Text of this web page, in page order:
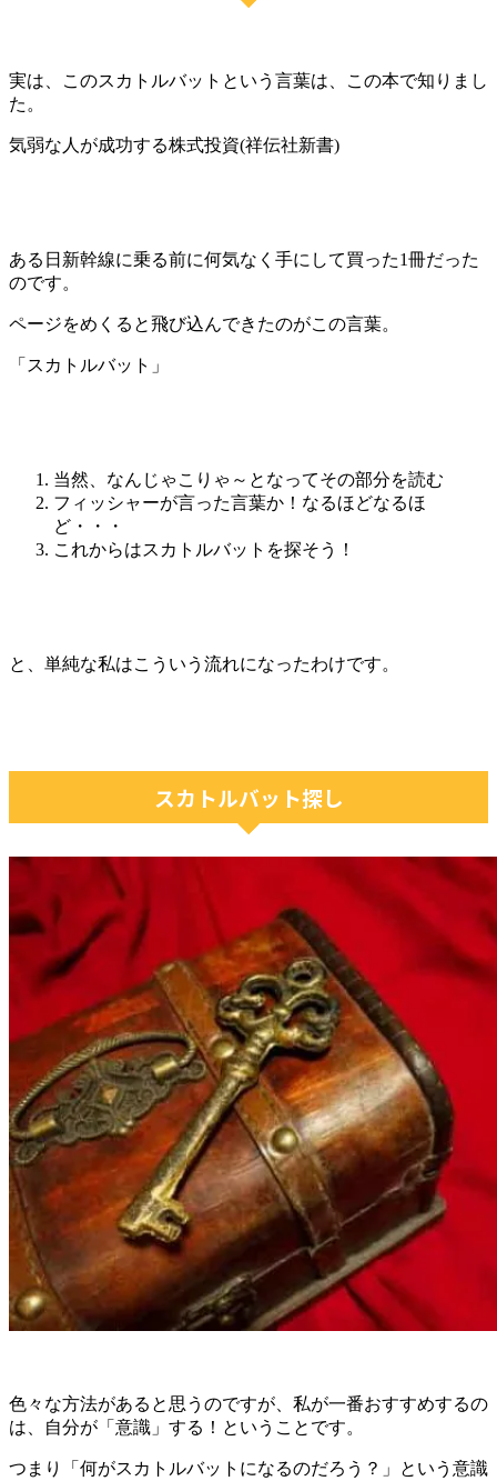
実は、このスカトルバットという言葉は、この本で知りまし
た。
気弱な人が成功する株式投資(祥伝社新書)
ある日新幹線に乗る前に何気なく手にして買った1冊だった
のです。
ページをめくると飛び込んできたのがこの言葉。
「スカトルバット」
当然、なんじゃこりゃ～となってその部分を読む
フィッシャーが言った言葉か！なるほどなるほ
ど・・・
これからはスカトルバットを探そう！
と、単純な私はこういう流れになったわけです。
スカトルバット探し
色々な方法があると思うのですが、 私が一番おすすめするの
は、自分が「意識」する！ ということです。
つまり「何がスカトルバットになるのだろう？」という意識